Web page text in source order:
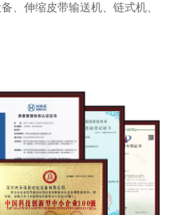
、伸缩皮带输送机、链式机、